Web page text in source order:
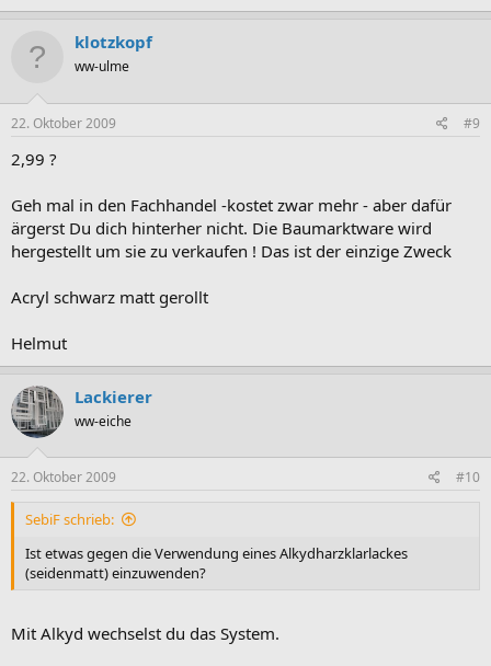
klotzkopf
ww-ulme
22. Oktober 2009 #9
2,99 ?
Geh mal in den Fachhandel -kostet zwar mehr - aber dafür
ärgerst Du dich hinterher nicht. Die Baumarktware wird
hergestellt um sie zu verkaufen ! Das ist der einzige Zweck
Acryl schwarz matt gerollt
Helmut
Lackierer
ww-eiche
22. Oktober 2009 #10
SebiF schrieb:
Ist etwas gegen die Verwendung eines Alkydharzklarlackes
(seidenmatt) einzuwenden?
Mit Alkyd wechselst du das System.